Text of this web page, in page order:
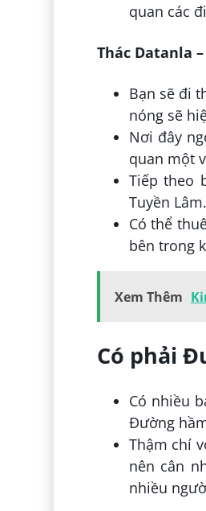
quan các
Thác Datanla
Bạn sẽ đi
nóng sẽ
Nơi đây
quan một
Tiếp theo
Tuyền Lâm.
Có thể
bên trong
Xem Thêm
Có phải
Có nhiều
Đường
Thậm chí
nên cân
nhiều